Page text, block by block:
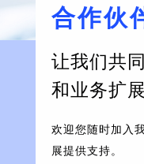
合作伙
让我们共
和业务扩展
欢迎您随时加入
展提供支持。